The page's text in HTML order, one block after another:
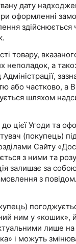
дату
оформленні
здійснюється
товару,
неполадок, а
або частково, а
шляхом
цієї Угоди та
(покупець)
Сайту
з ними та
залишає за
з
ним у «кошик»,
лише
і можуть